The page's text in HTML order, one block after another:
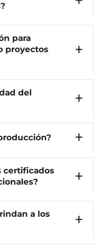
para
proyectos
del
certificados
a los